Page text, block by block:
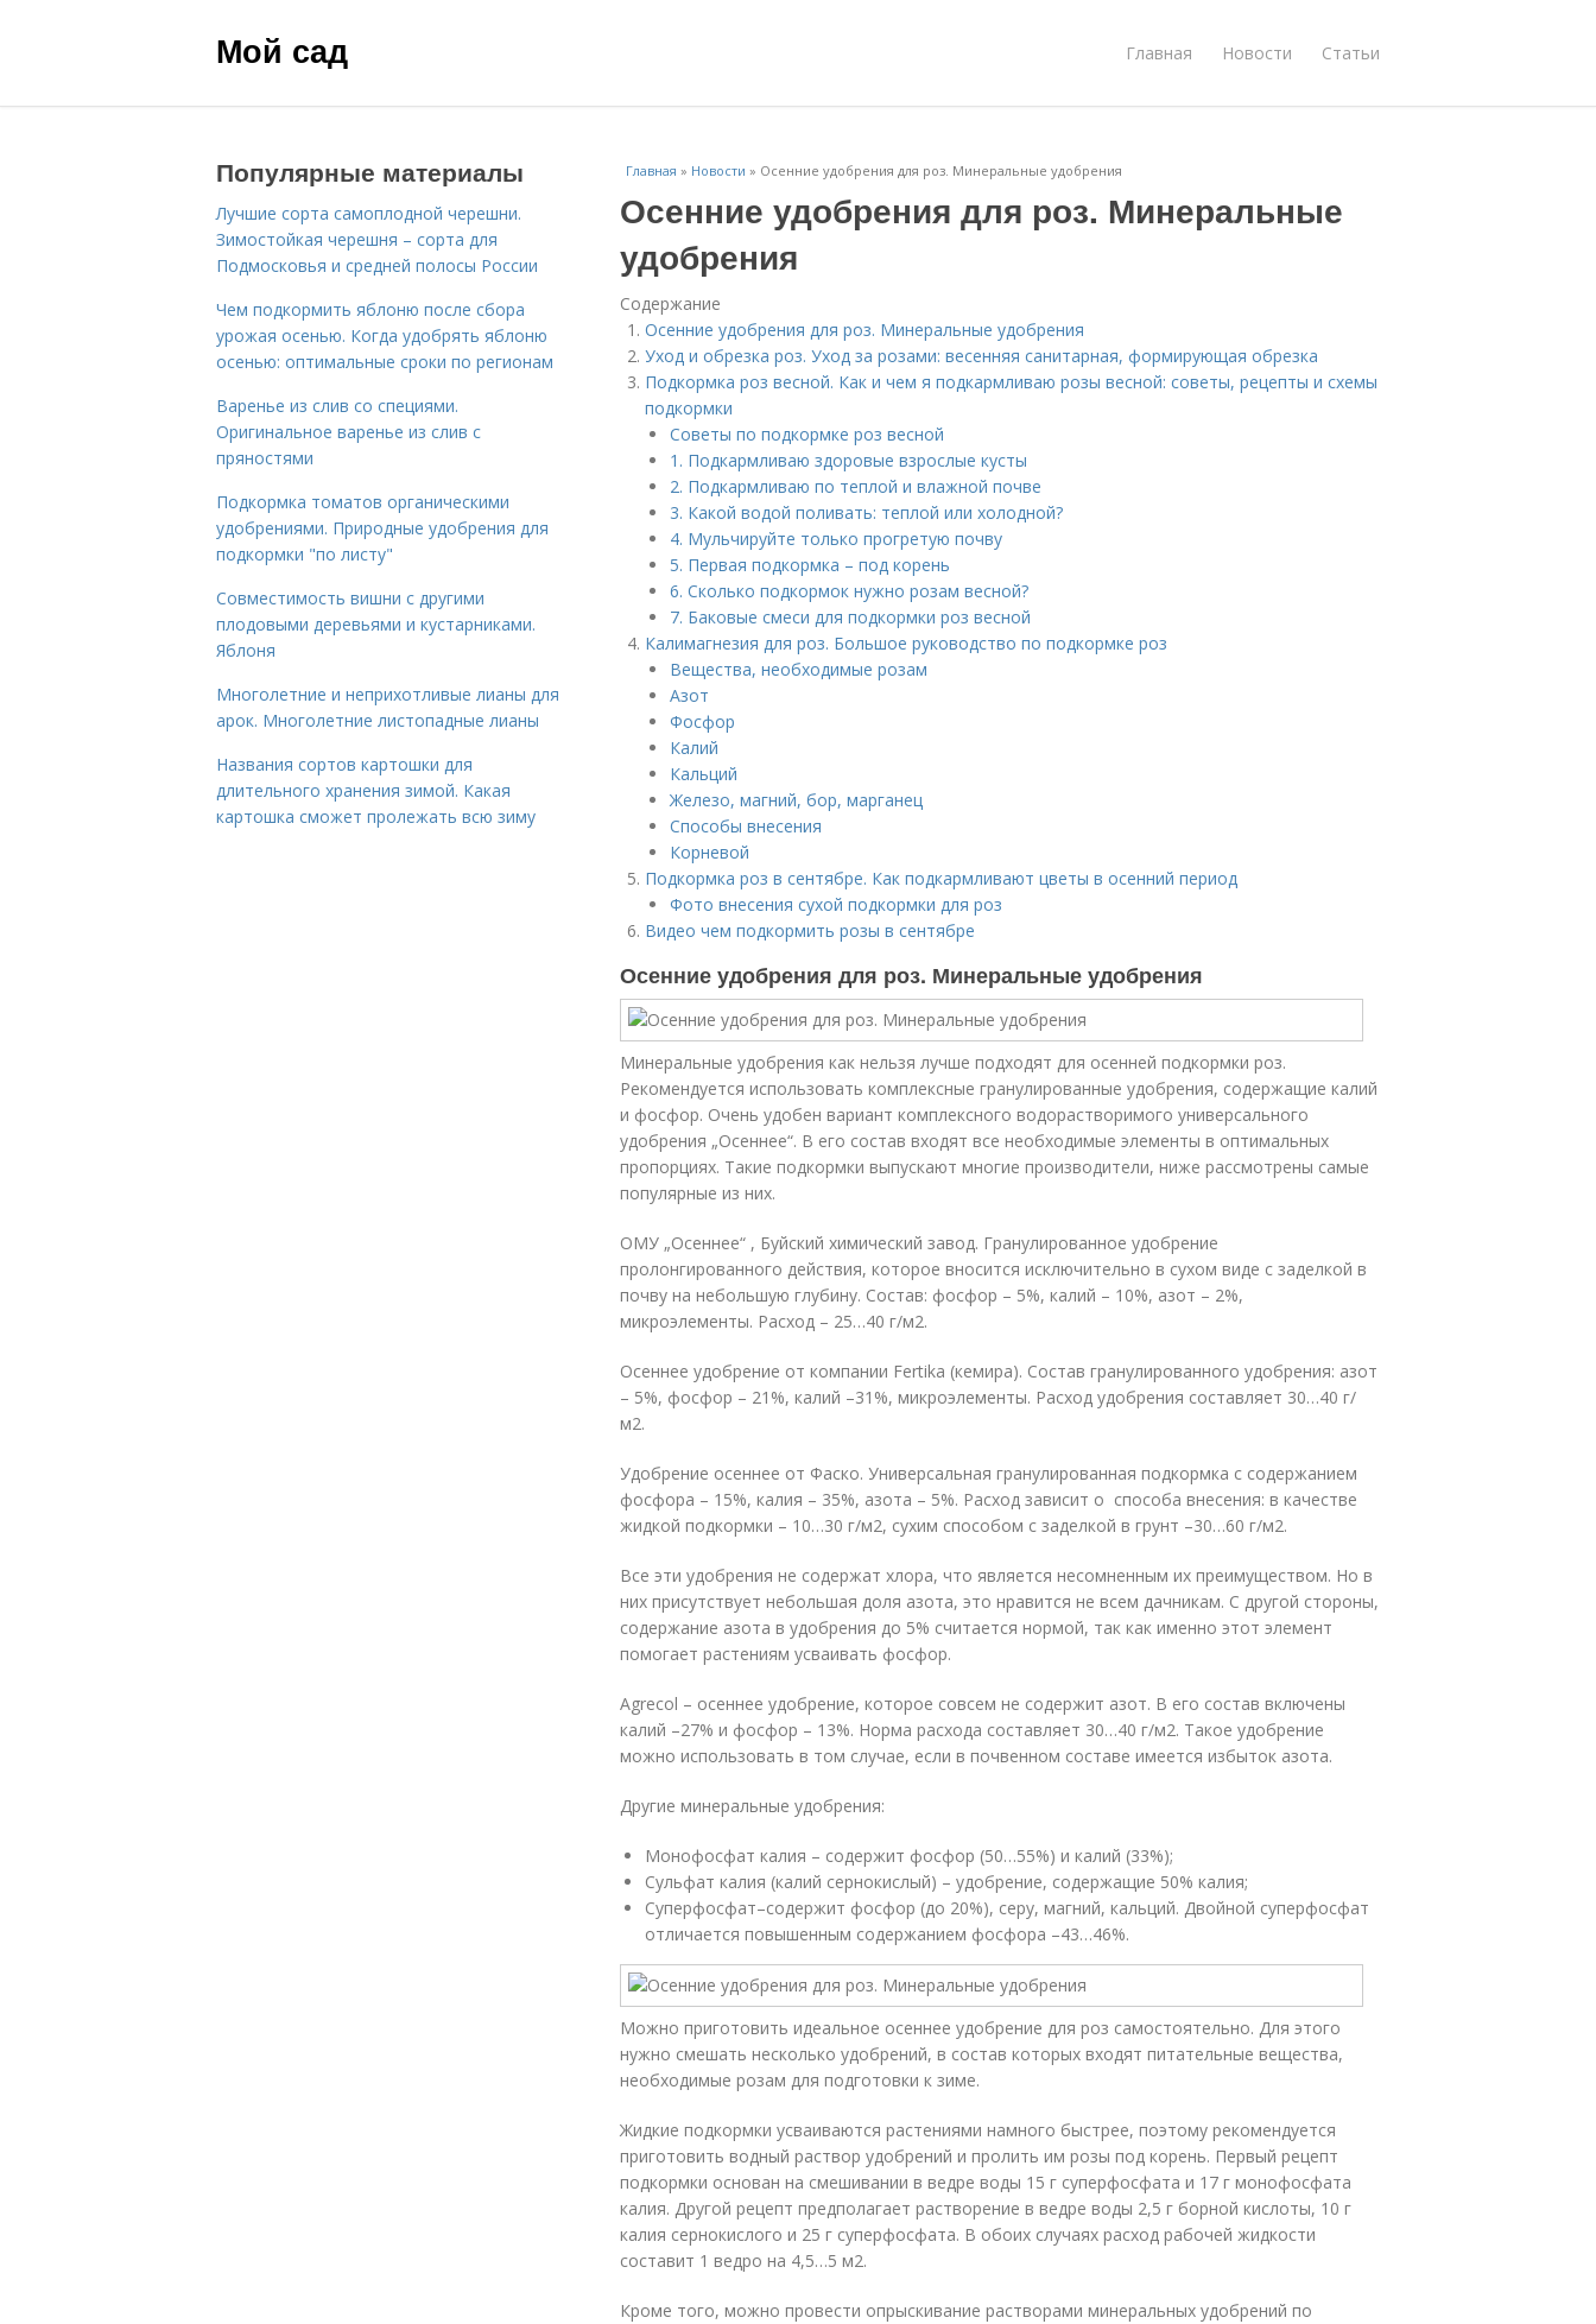
Мой сад Главная Новости Статьи
Главная » Новости » Осенние удобрения для роз. Минеральные удобрения
Осенние удобрения для роз. Минеральные
удобрения
Содержание
Осенние удобрения для роз. Минеральные удобрения
Уход и обрезка роз. Уход за розами: весенняя санитарная, формирующая обрезка
Подкормка роз весной. Как и чем я подкармливаю розы весной: советы, рецепты и схемы
подкормки
Советы по подкормке роз весной
1. Подкармливаю здоровые взрослые кусты
2. Подкармливаю по теплой и влажной почве
3. Какой водой поливать: теплой или холодной?
4. Мульчируйте только прогретую почву
5. Первая подкормка – под корень
6. Сколько подкормок нужно розам весной?
7. Баковые смеси для подкормки роз весной
Калимагнезия для роз. Большое руководство по подкормке роз
Вещества, необходимые розам
Азот
Фосфор
Калий
Кальций
Железо, магний, бор, марганец
Способы внесения
Корневой
Подкормка роз в сентябре. Как подкармливают цветы в осенний период
Фото внесения сухой подкормки для роз
Видео чем подкормить розы в сентябре
Осенние удобрения для роз. Минеральные удобрения
Минеральные удобрения как нельзя лучше подходят для осенней подкормки роз.
Рекомендуется использовать комплексные гранулированные удобрения, содержащие калий
и фосфор. Очень удобен вариант комплексного водорастворимого универсального
удобрения „Осеннее“. В его состав входят все необходимые элементы в оптимальных
пропорциях. Такие подкормки выпускают многие производители, ниже рассмотрены самые
популярные из них.
ОМУ „Осеннее“ , Буйский химический завод. Гранулированное удобрение
пролонгированного действия, которое вносится исключительно в сухом виде с заделкой в
почву на небольшую глубину. Состав: фосфор – 5%, калий – 10%, азот – 2%,
микроэлементы. Расход – 25…40 г/м2.
Осеннее удобрение от компании Fertika (кемира). Состав гранулированного удобрения: азот
– 5%, фосфор – 21%, калий –31%, микроэлементы. Расход удобрения составляет 30…40 г/
м2.
Удобрение осеннее от Фаско. Универсальная гранулированная подкормка с содержанием
фосфора – 15%, калия – 35%, азота – 5%. Расход зависит о способа внесения: в качестве
жидкой подкормки – 10…30 г/м2, сухим способом с заделкой в грунт –30…60 г/м2.
Все эти удобрения не содержат хлора, что является несомненным их преимуществом. Но в
них присутствует небольшая доля азота, это нравится не всем дачникам. С другой стороны,
содержание азота в удобрения до 5% считается нормой, так как именно этот элемент
помогает растениям усваивать фосфор.
Agrecol – осеннее удобрение, которое совсем не содержит азот. В его состав включены
калий –27% и фосфор – 13%. Норма расхода составляет 30…40 г/м2. Такое удобрение
можно использовать в том случае, если в почвенном составе имеется избыток азота.
Другие минеральные удобрения:
Монофосфат калия – содержит фосфор (50…55%) и калий (33%);
Сульфат калия (калий сернокислый) – удобрение, содержащие 50% калия;
Суперфосфат–содержит фосфор (до 20%), серу, магний, кальций. Двойной суперфосфат
отличается повышенным содержанием фосфора –43…46%.
Можно приготовить идеальное осеннее удобрение для роз самостоятельно. Для этого
нужно смешать несколько удобрений, в состав которых входят питательные вещества,
необходимые розам для подготовки к зиме.
Жидкие подкормки усваиваются растениями намного быстрее, поэтому рекомендуется
приготовить водный раствор удобрений и пролить им розы под корень. Первый рецепт
подкормки основан на смешивании в ведре воды 15 г суперфосфата и 17 г монофосфата
калия. Другой рецепт предполагает растворение в ведре воды 2,5 г борной кислоты, 10 г
калия сернокислого и 25 г суперфосфата. В обоих случаях расход рабочей жидкости
составит 1 ведро на 4,5…5 м2.
Кроме того, можно провести опрыскивание растворами минеральных удобрений по
Популярные материалы
Лучшие сорта самоплодной черешни.
Зимостойкая черешня – сорта для
Подмосковья и средней полосы России
Чем подкормить яблоню после сбора
урожая осенью. Когда удобрять яблоню
осенью: оптимальные сроки по регионам
Варенье из слив со специями.
Оригинальное варенье из слив с
пряностями
Подкормка томатов органическими
удобрениями. Природные удобрения для
подкормки "по листу"
Совместимость вишни с другими
плодовыми деревьями и кустарниками.
Яблоня
Многолетние и неприхотливые лианы для
арок. Многолетние листопадные лианы
Названия сортов картошки для
длительного хранения зимой. Какая
картошка сможет пролежать всю зиму